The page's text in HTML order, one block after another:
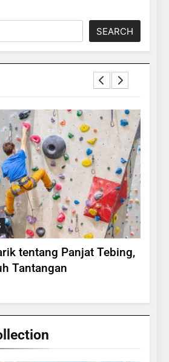
SEARCH
tentang Panjat Tebing,
Tantangan
Apakah Benar Gajah Takut